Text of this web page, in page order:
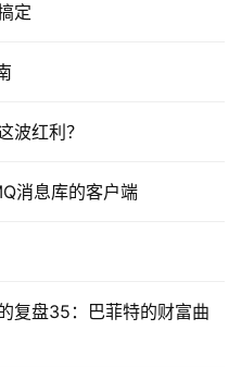
定
波红利？
消息库的客户端
复盘35：巴菲特的财富曲